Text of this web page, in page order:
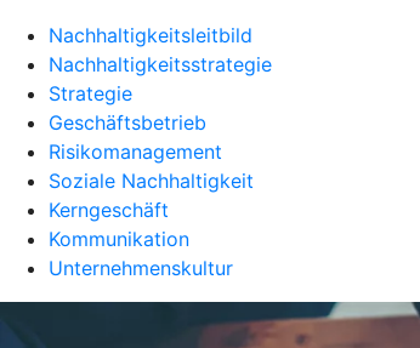
Nachhaltigkeitsleitbild
Nachhaltigkeitsstrategie
Strategie
Geschäftsbetrieb
Risikomanagement
Soziale Nachhaltigkeit
Kerngeschäft
Kommunikation
Unternehmenskultur